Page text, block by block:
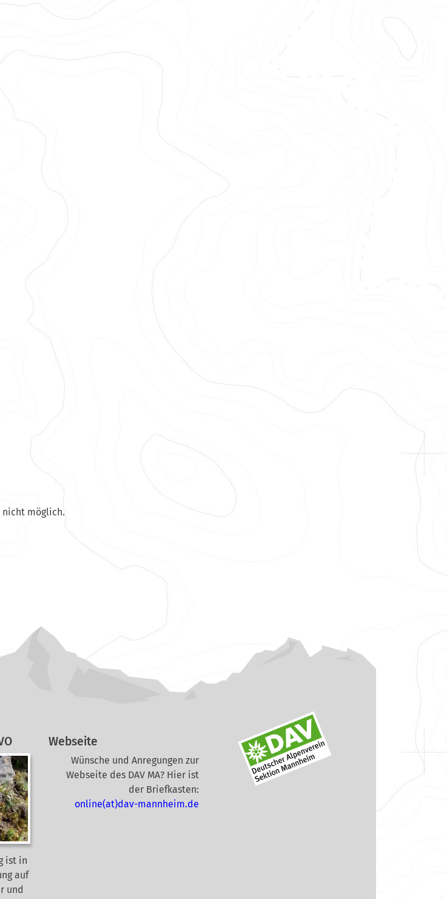
nicht möglich.
ist in
auf
und
Webseite
Wünsche und Anregungen zur
Webseite des DAV MA? Hier ist
der Briefkasten:
online(at)dav-mannheim.de